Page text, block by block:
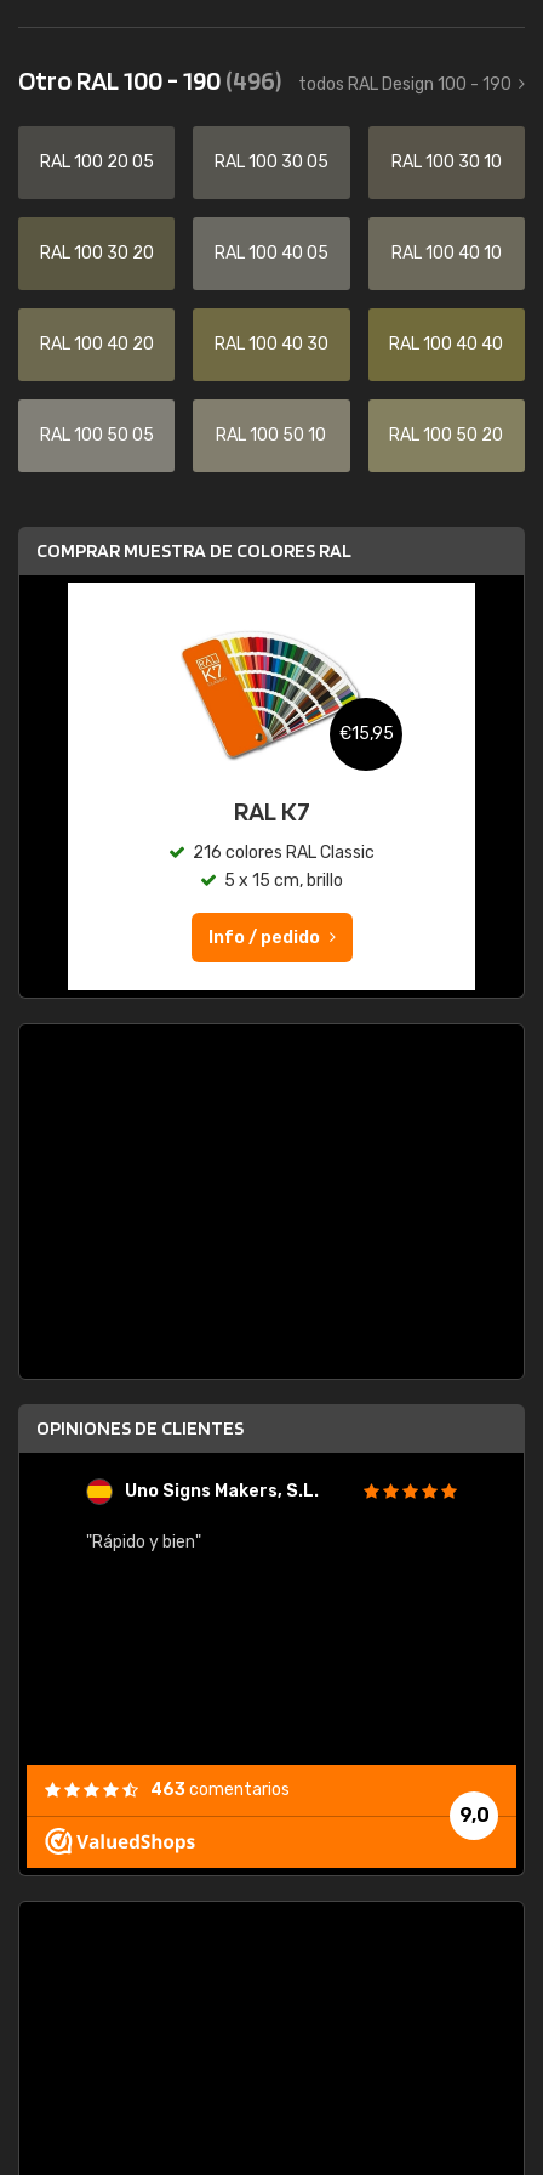
Otro RAL 100 - 190(496) todos RAL Design 100 - 190
RAL 100 20 05 RAL 100 30 05 RAL 100 30 10
RAL 100 30 20 RAL 100 40 05 RAL 100 40 10
RAL 100 40 20 RAL 100 40 30 RAL 100 40 40
RAL 100 50 05 RAL 100 50 10 RAL 100 50 20
COMPRAR MUESTRA DE COLORES RAL
€15,95
RAL K7
216 colores RAL Classic
5 x 15 cm, brillo
Info / pedido
OPINIONES DE CLIENTES
Uno Signs Makers, S.L.
"Rápido y bien"
9,0
463comentarios